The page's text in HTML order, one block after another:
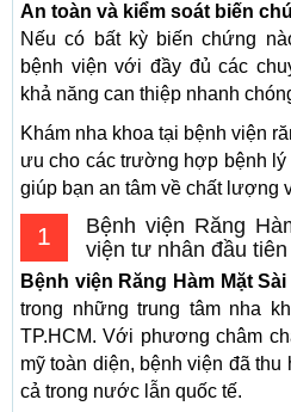
An toàn và kiểm soát biến
Nếu có bất kỳ biến chứng
bệnh viện với đầy đủ các
khả năng can thiệp nhanh
Khám nha khoa tại bệnh viện
ưu cho các trường hợp bệnh lý
giúp bạn an tâm về chất lượng
1
Bệnh viện Răng
viện tư nhân đầu tiên
Bệnh viện Răng Hàm Mặt Sài
trong những trung tâm nha
TP.HCM. Với phương châm
mỹ toàn diện, bệnh viện đã
cả trong nước lẫn quốc tế.